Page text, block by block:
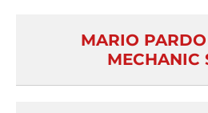
MARIO
MECHANIC